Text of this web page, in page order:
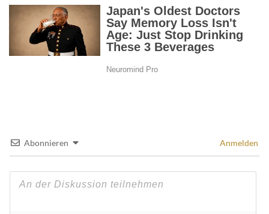
Abonnieren Anmelden